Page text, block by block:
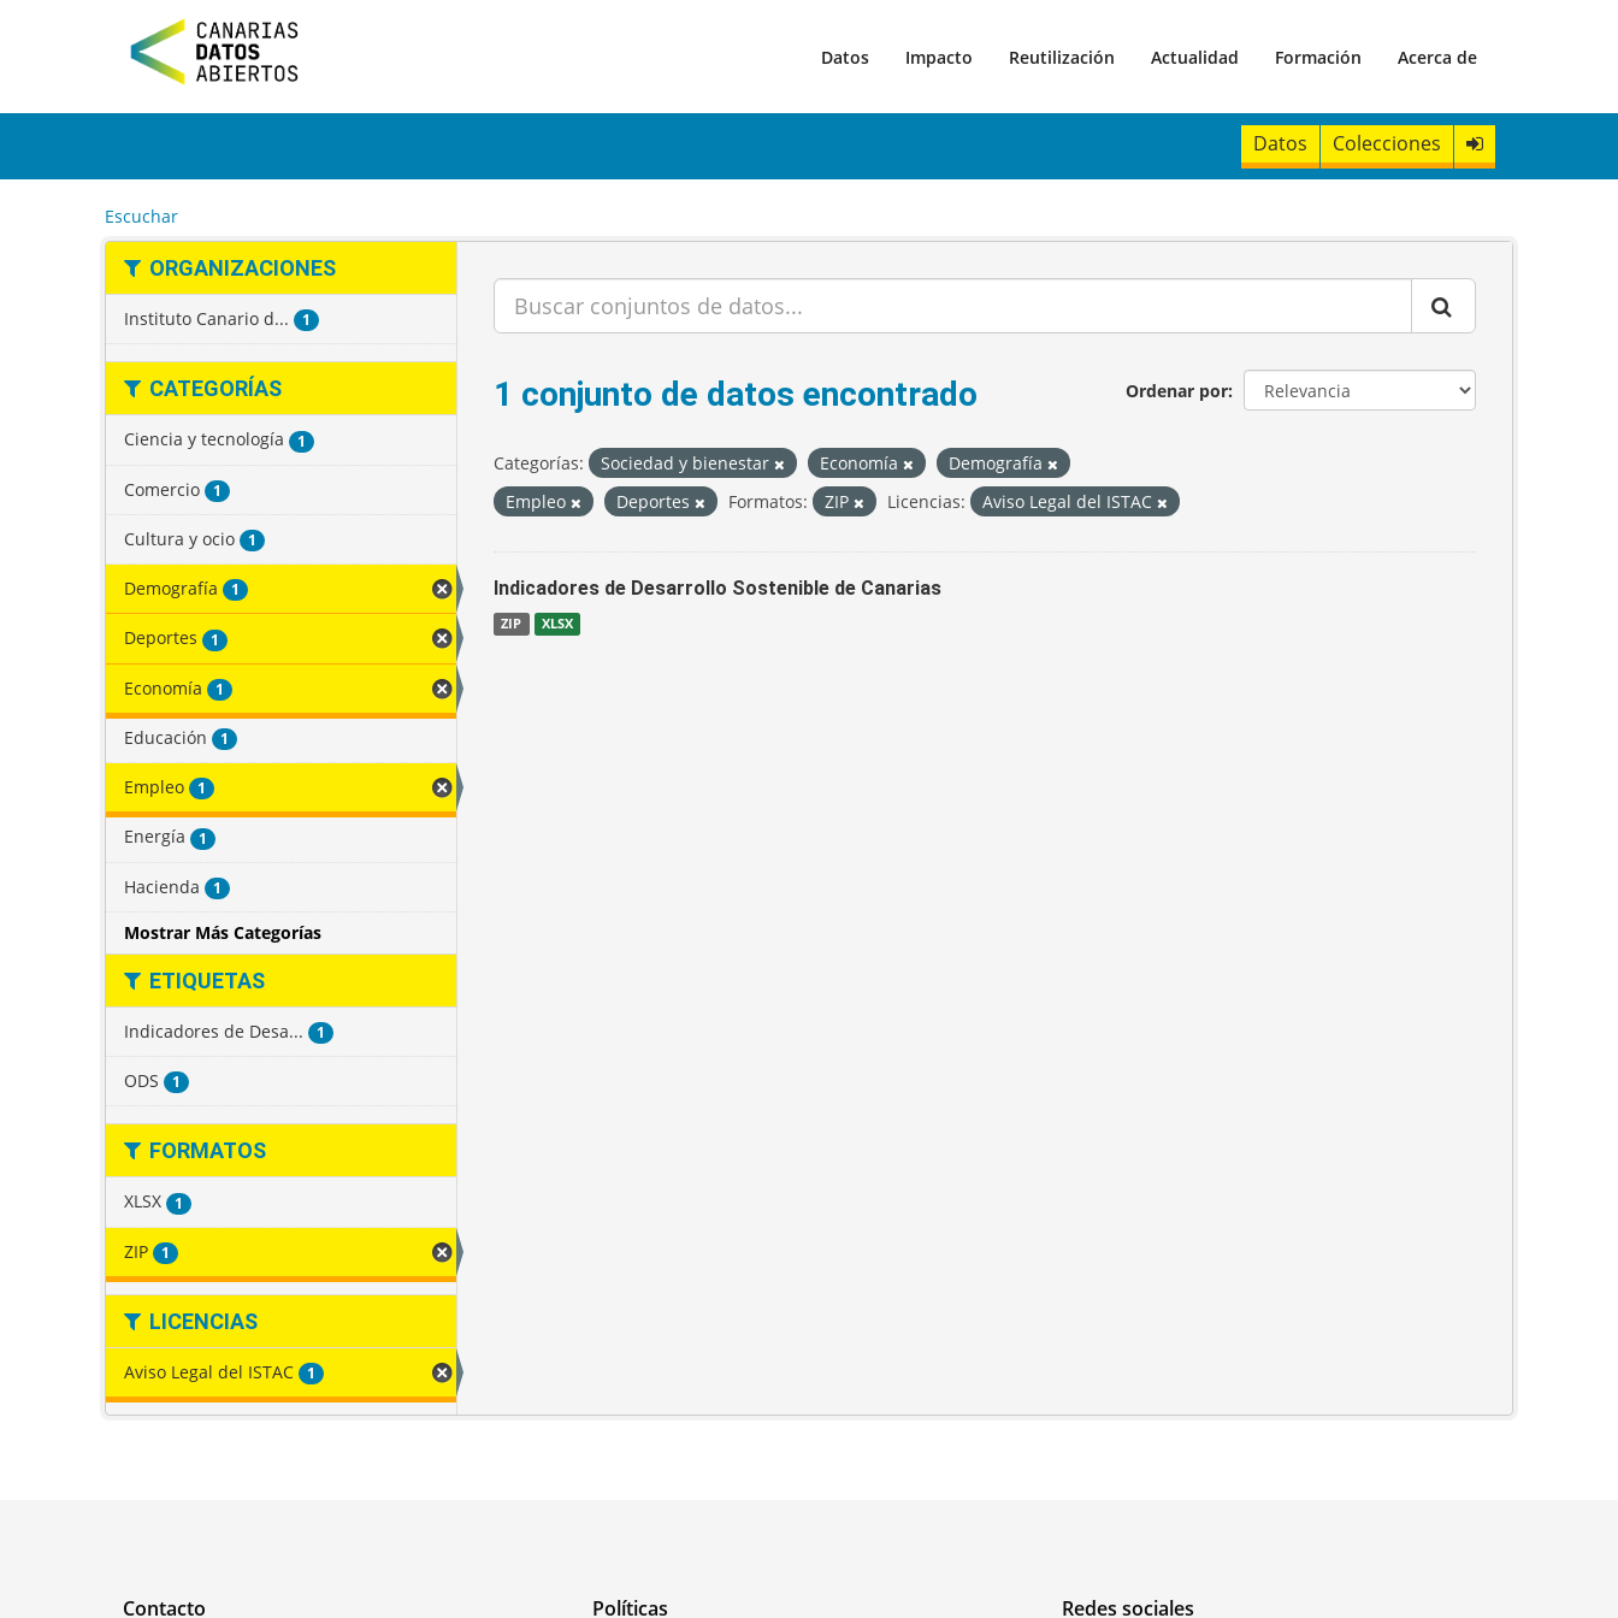
t
Datos Impacto Reutilización Actualidad Formación Acerca de
Datos Colecciones
Escuchar
ORGANIZACIONES
Instituto Canario d... 1
CATEGORÍAS
Ciencia y tecnología 1
Comercio 1
Cultura y ocio 1
Demografía 1
Deportes 1
Economía 1
Educación 1
Empleo 1
Energía 1
Hacienda 1
Mostrar Más Categorías
ETIQUETAS
Indicadores de Desa... 1
ODS 1
FORMATOS
XLSX 1
ZIP 1
LICENCIAS
Aviso Legal del ISTAC 1
Ordenar por
1 conjunto de datos encontrado
Categorías: Sociedad y bienestar Economía
Demografía
Empleo
Deportes Formatos: ZIP Licencias: Aviso Legal del ISTAC
Indicadores de Desarrollo Sostenible de Canarias
ZIP XLSX
Contacto Políticas Redes sociales